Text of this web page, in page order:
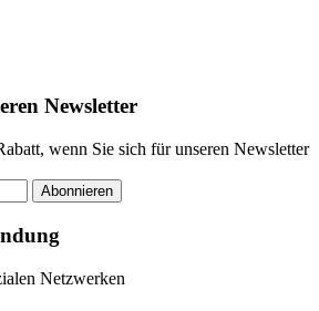
Newsletter
wenn Sie sich für unseren Newsletter
Abonnieren
Netzwerken